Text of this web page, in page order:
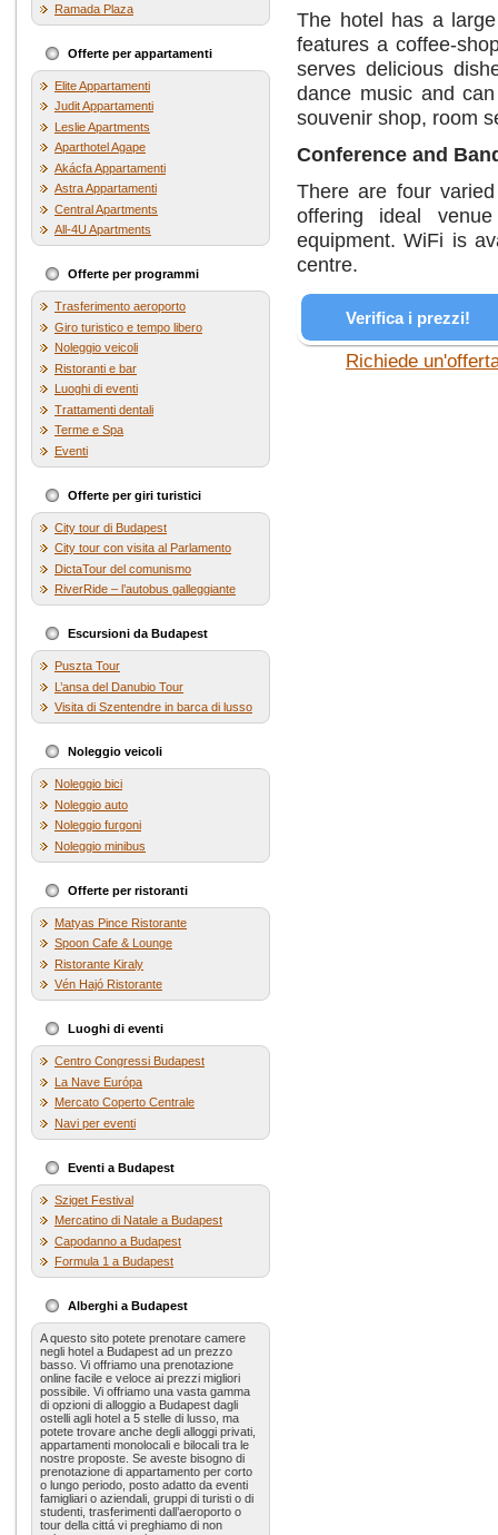
Ramada Plaza
Offerte per appartamenti
Elite Appartamenti
Judit Appartamenti
Leslie Apartments
Aparthotel Agape
Akácfa Appartamenti
Astra Appartamenti
Central Apartments
All-4U Apartments
Offerte per programmi
Trasferimento aeroporto
Giro turistico e tempo libero
Noleggio veicoli
Ristoranti e bar
Luoghi di eventi
Trattamenti dentali
Terme e Spa
Eventi
Offerte per giri turistici
City tour di Budapest
City tour con visita al Parlamento
DictaTour del comunismo
RiverRide – l’autobus galleggiante
Escursioni da Budapest
Puszta Tour
L’ansa del Danubio Tour
Visita di Szentendre in barca di lusso
Noleggio veicoli
Noleggio bici
Noleggio auto
Noleggio furgoni
Noleggio minibus
Offerte per ristoranti
Matyas Pince Ristorante
Spoon Cafe & Lounge
Ristorante Kiraly
Vén Hajó Ristorante
Luoghi di eventi
Centro Congressi Budapest
La Nave Európa
Mercato Coperto Centrale
Navi per eventi
Eventi a Budapest
Sziget Festival
Mercatino di Natale a Budapest
Capodanno a Budapest
Formula 1 a Budapest
Alberghi a Budapest
A questo sito potete prenotare camere
negli hotel a Budapest ad un prezzo
basso. Vi offriamo una prenotazione
online facile e veloce ai prezzi migliori
possibile. Vi offriamo una vasta gamma
di opzioni di alloggio a Budapest dagli
ostelli agli hotel a 5 stelle di lusso, ma
potete trovare anche degli alloggi privati,
appartamenti monolocali e bilocali tra le
nostre proposte. Se aveste bisogno di
prenotazione di appartamento per corto
o lungo periodo, posto adatto da eventi
famigliari o aziendali, gruppi di turisti o di
studenti, trasferimenti dall’aeroporto o
tour della cittá vi preghiamo di non
The hotel has a
features a coffee-
serves delicious
dance music and
souvenir shop, room
Conference and
There are four
offering ideal
equipment. WiFi is
centre.
Verifica i prezzi!
Richiede